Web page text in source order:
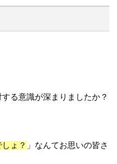
する意識が深まりましたか？
ょ？ 」なんてお思いの皆さ